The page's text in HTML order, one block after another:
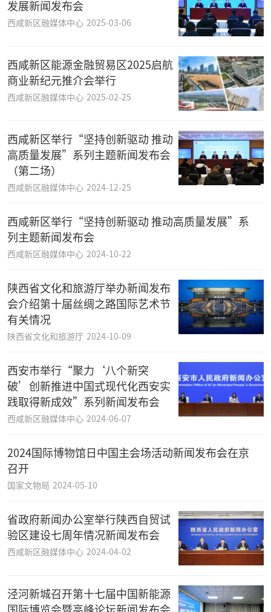
发展新闻发布会
西咸新区融媒体中心 2025-03-06
西咸新区能源金融贸易区2025启航
商业新纪元推介会举行
西咸新区融媒体中心 2025-02-25
西咸新区举行“坚持创新驱动 推动
高质量发展”系列主题新闻发布会
（第二场）
西咸新区融媒体中心 2024-12-25
西咸新区举行“坚持创新驱动 推动高质量发展”系
列主题新闻发布会
西咸新区融媒体中心 2024-10-22
陕西省文化和旅游厅举办新闻发布
会介绍第十届丝绸之路国际艺术节
有关情况
陕西省文化和旅游厅 2024-10-09
西安市举行“聚力‘八个新突
破’创新推进中国式现代化西安实
践取得新成效”系列新闻发布会
西咸新区融媒体中心 2024-06-07
2024国际博物馆日中国主会场活动新闻发布会在京
召开
国家文物局 2024-05-10
省政府新闻办公室举行陕西自贸试
验区建设七周年情况新闻发布会
西咸新区融媒体中心 2024-04-02
泾河新城召开第十七届中国新能源